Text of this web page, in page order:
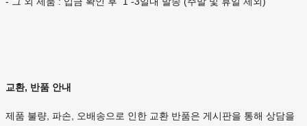
교환, 반품 안내
제품 불량, 파손, 오배송으로 인한 교환 반품은 게시판을 통해 상담을